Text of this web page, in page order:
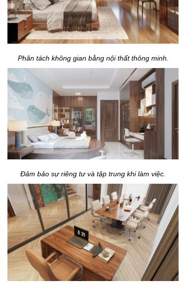
Phân tách không gian bằng nội thất thông minh.
Đảm bảo sự riêng tư và tập trung khi làm việc.